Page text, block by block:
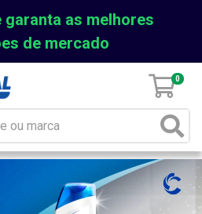
as melhores
de mercado
0